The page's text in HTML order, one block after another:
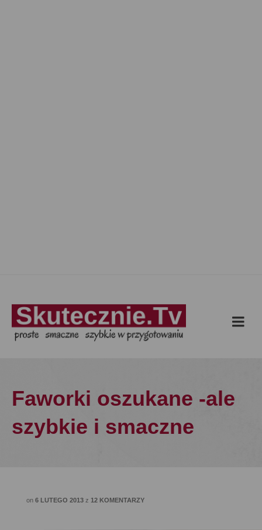
Faworki oszukane -ale
szybkie i smaczne
on 6 LUTEGO 2013 z 12 KOMENTARZY